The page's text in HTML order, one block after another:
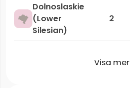
Dolnoslaskie
(Lower
Silesian)
2
Visa mer